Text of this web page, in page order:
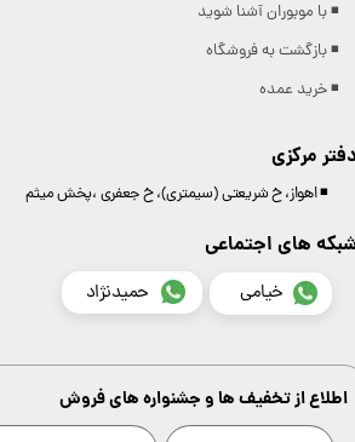
◾️ با موبوران آشنا شوید
◾️ بازگشت به فروشگاه
◾️ خرید عمده
مرکزی
◾️ اهواز، خ شریعتی (سیمتری)، خ جعفری ،پخش میثم
های اجتماعی
خیامی حمیدنژاد
اطلاع از تخفیف ها و جشنواره های فروش